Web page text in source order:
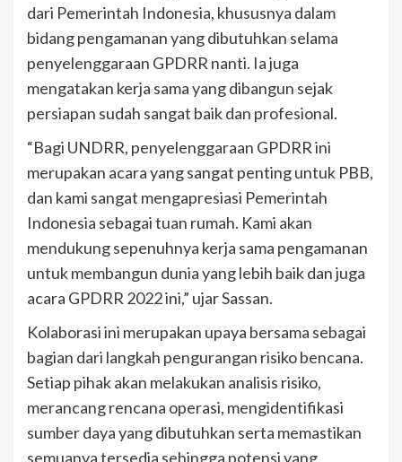
dari Pemerintah Indonesia, khususnya dalam
bidang pengamanan yang dibutuhkan selama
penyelenggaraan GPDRR nanti. Ia juga
mengatakan kerja sama yang dibangun sejak
persiapan sudah sangat baik dan profesional.
“Bagi UNDRR, penyelenggaraan GPDRR ini
merupakan acara yang sangat penting untuk PBB,
dan kami sangat mengapresiasi Pemerintah
Indonesia sebagai tuan rumah. Kami akan
mendukung sepenuhnya kerja sama pengamanan
untuk membangun dunia yang lebih baik dan juga
acara GPDRR 2022 ini,” ujar Sassan.
Kolaborasi ini merupakan upaya bersama sebagai
bagian dari langkah pengurangan risiko bencana.
Setiap pihak akan melakukan analisis risiko,
merancang rencana operasi, mengidentifikasi
sumber daya yang dibutuhkan serta memastikan
semuanya tersedia sehingga potensi yang